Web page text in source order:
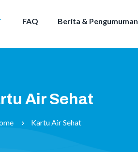
FAQ Berita & Pengumuman
Air Sehat
Kartu Air Sehat